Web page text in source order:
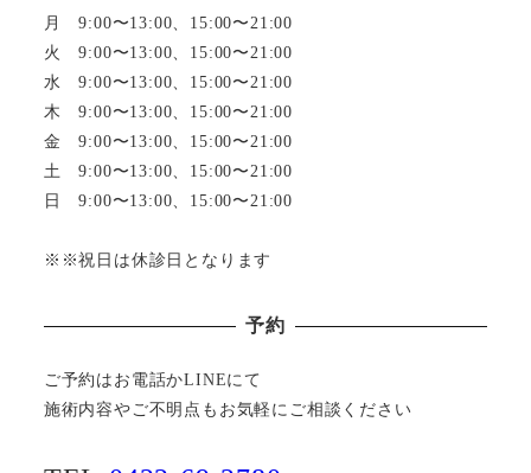
月 9:00〜13:00、15:00〜21:00
火 9:00〜13:00、15:00〜21:00
水 9:00〜13:00、15:00〜21:00
木 9:00〜13:00、15:00〜21:00
金 9:00〜13:00、15:00〜21:00
土 9:00〜13:00、15:00〜21:00
日 9:00〜13:00、15:00〜21:00
※※祝日は休診日となります
予約
ご予約はお電話かLINEにて
施術内容やご不明点もお気軽にご相談ください